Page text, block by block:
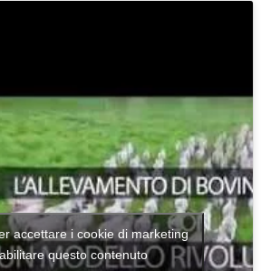
accettare i cookie di marketing
questo contenuto